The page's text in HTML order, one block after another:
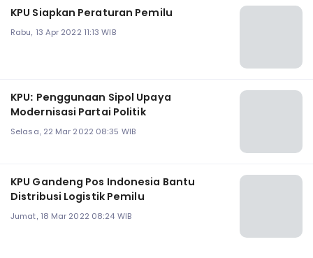
KPU Siapkan Peraturan Pemilu
Rabu, 13 Apr 2022 11:13 WIB
KPU: Penggunaan Sipol Upaya
Modernisasi Partai Politik
Selasa, 22 Mar 2022 08:35 WIB
KPU Gandeng Pos Indonesia Bantu
Distribusi Logistik Pemilu
Jumat, 18 Mar 2022 08:24 WIB